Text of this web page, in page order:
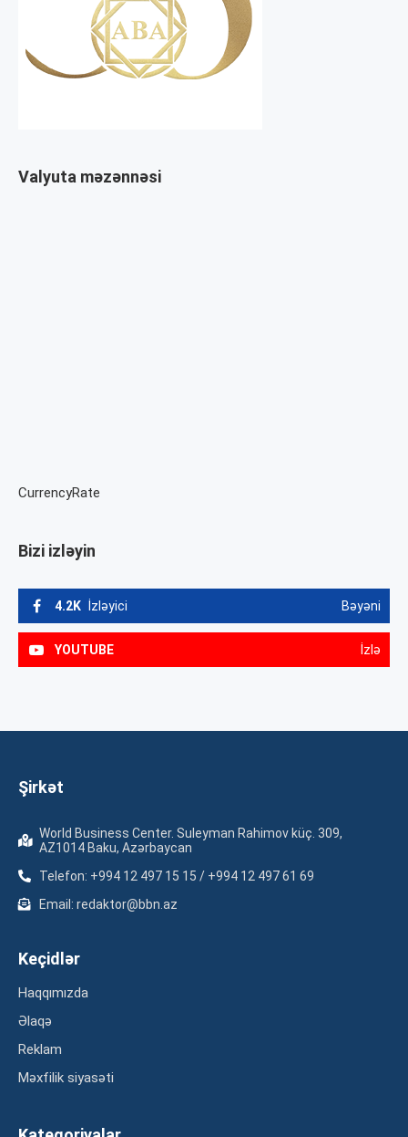
Valyuta məzənnəsi
CurrencyRate
Bizi izləyin
4.2K İzləyici Bəyəni
YOUTUBE İzlə
Şirkət
World Business Center. Suleyman Rahimov küç. 309,
AZ1014 Baku, Azərbaycan
Telefon: +994 12 497 15 15 / +994 12 497 61 69
Email: redaktor@bbn.az
Keçidlər
Haqqımızda
Əlaqə
Reklam
Məxfilik siyasəti